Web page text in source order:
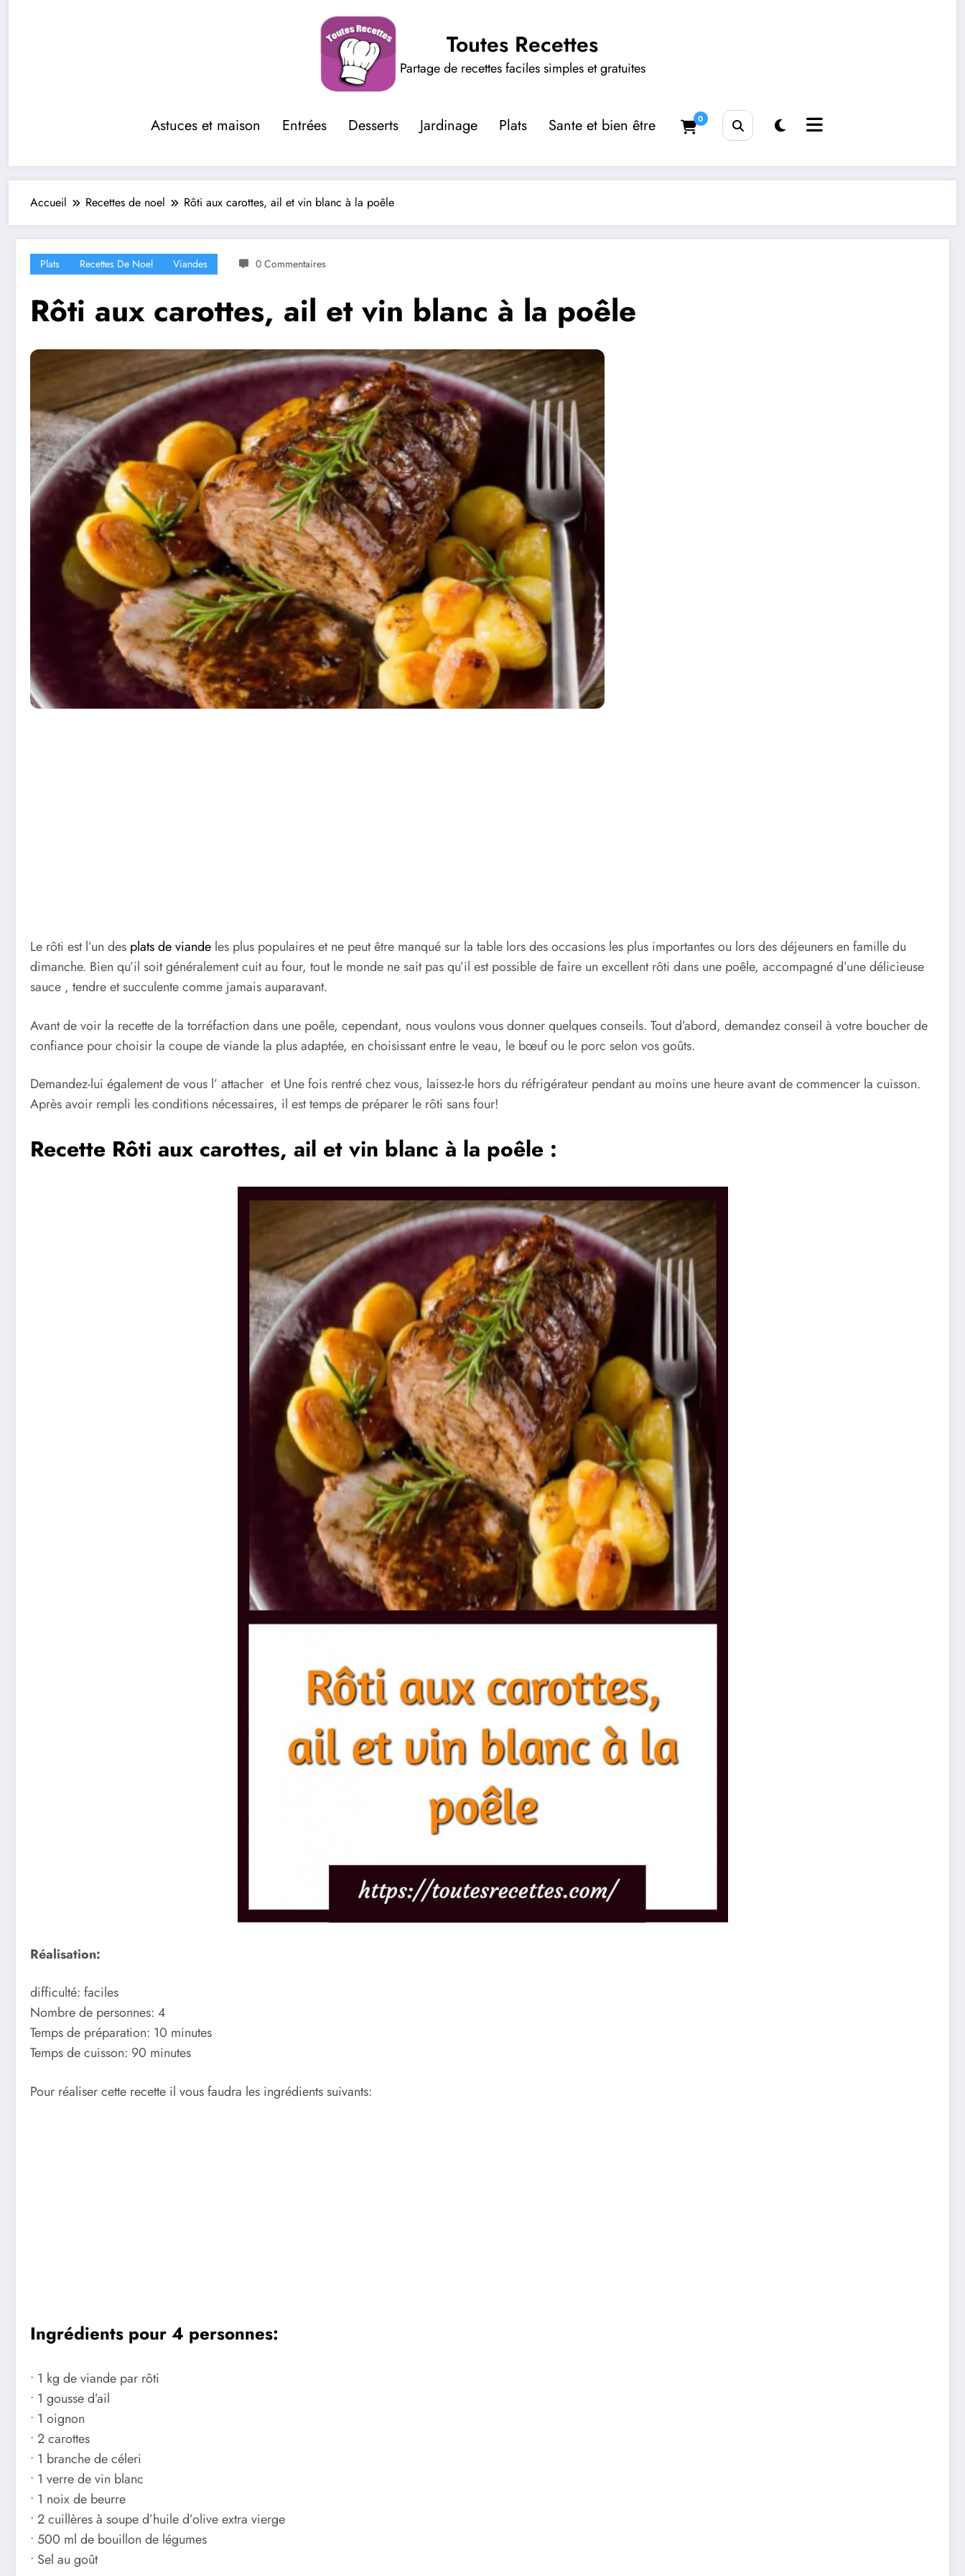
Toutes Recettes
Partage de recettes faciles simples et gratuites
Astuces et maison Entrées Desserts Jardinage Plats Sante et bien être 0
Accueil Recettes de noel Rôti aux carottes, ail et vin blanc à la poêle
Plats Recettes De Noel Viandes 0 Commentaires
Rôti aux carottes, ail et vin blanc à la poêle
Le rôti est l’un des plats de viande les plus populaires et ne peut être manqué sur la table lors des occasions les plus importantes ou lors des déjeuners en famille du
dimanche. Bien qu’il soit généralement cuit au four, tout le monde ne sait pas qu’il est possible de faire un excellent rôti dans une poêle, accompagné d’une délicieuse
sauce , tendre et succulente comme jamais auparavant.
Avant de voir la recette de la torréfaction dans une poêle, cependant, nous voulons vous donner quelques conseils. Tout d’abord, demandez conseil à votre boucher de
confiance pour choisir la coupe de viande la plus adaptée, en choisissant entre le veau, le bœuf ou le porc selon vos goûts.
Demandez-lui également de vous l’ attacher et Une fois rentré chez vous, laissez-le hors du réfrigérateur pendant au moins une heure avant de commencer la cuisson.
Après avoir rempli les conditions nécessaires, il est temps de préparer le rôti sans four!
Recette Rôti aux carottes, ail et vin blanc à la poêle :
Réalisation:
difficulté: faciles
Nombre de personnes: 4
Temps de préparation: 10 minutes
Temps de cuisson: 90 minutes
Pour réaliser cette recette il vous faudra les ingrédients suivants:
Ingrédients pour 4 personnes:
• 1 kg de viande par rôti
• 1 gousse d’ail
• 1 oignon
• 2 carottes
• 1 branche de céleri
• 1 verre de vin blanc
• 1 noix de beurre
• 2 cuillères à soupe d’huile d’olive extra vierge
• 500 ml de bouillon de légumes
• Sel au goût